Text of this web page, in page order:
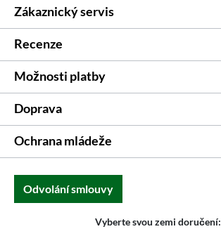
Zákaznický servis
Recenze
Možnosti platby
Doprava
Ochrana mládeže
Odvolání smlouvy
Vyberte svou zemi doručení: